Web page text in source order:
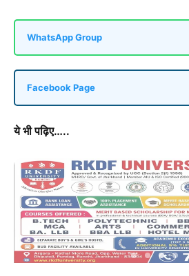
WhatsApp Group
Facebook Page
ये भी पढ़िए…..